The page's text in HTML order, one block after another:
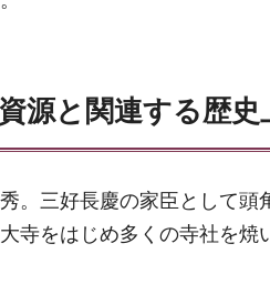
源と関連する歴
。三好長慶の家臣として頭
寺をはじめ多くの寺社を焼